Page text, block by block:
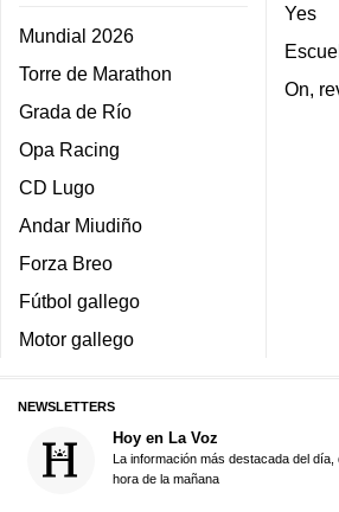
Mundial 2026
Torre de Marathon
Grada de Río
Opa Racing
CD Lugo
Andar Miudiño
Forza Breo
Fútbol gallego
Motor gallego
Yes
On,
NEWSLETTERS
Hoy en La Voz
La información más destacada del
hora de la mañana